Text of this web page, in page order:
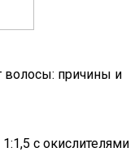
причины и
с окислителями